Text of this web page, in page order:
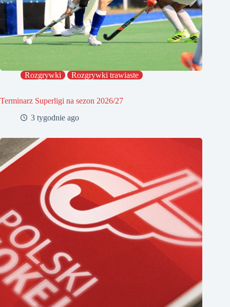
Rozgrywki Rozgrywki trawiaste
Terminarz Superligi na sezon 2026/27
3 tygodnie ago